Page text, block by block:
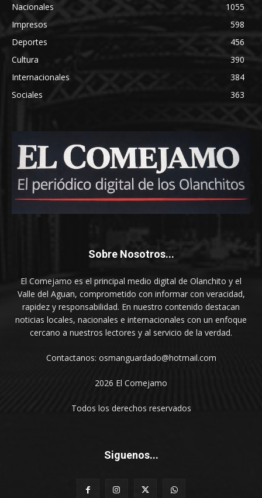
Nacionales
1055
Impresos
598
Deportes
456
Cultura
390
Internacionales
384
Sociales
363
Sobre Nosotros...
El Comejamo es el principal medio digital de Olanchito y el
Valle del Aguan, comprometido con informar con veracidad,
rapidez y responsabilidad. En nuestro contenido destacan
noticias locales, nacionales e internacionales con un enfoque
cercano a nuestros lectores y al servicio de la verdad.
Contactanos: osmanguardado@hotmail.com
2026 El Comejamo
Todos los derechos reservados
Siguenos...